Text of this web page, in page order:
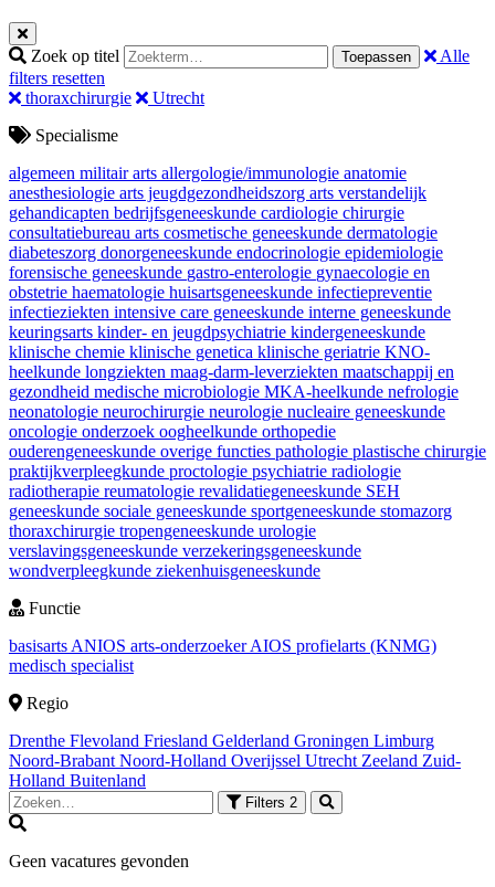
Zoek op titel Toepassen
Alle
filters resetten
thoraxchirurgie
Utrecht
Specialisme
algemeen militair arts allergologie/immunologie anatomie
anesthesiologie arts jeugdgezondheidszorg arts verstandelijk
gehandicapten bedrijfsgeneeskunde cardiologie chirurgie
consultatiebureau arts cosmetische geneeskunde dermatologie
diabeteszorg donorgeneeskunde endocrinologie epidemiologie
forensische geneeskunde gastro-enterologie gynaecologie en
obstetrie haematologie huisartsgeneeskunde infectiepreventie
infectieziekten intensive care geneeskunde interne geneeskunde
keuringsarts kinder- en jeugdpsychiatrie kindergeneeskunde
klinische chemie klinische genetica klinische geriatrie KNO-
heelkunde longziekten maag-darm-leverziekten maatschappij en
gezondheid medische microbiologie MKA-heelkunde nefrologie
neonatologie neurochirurgie neurologie nucleaire geneeskunde
oncologie onderzoek oogheelkunde orthopedie
ouderengeneeskunde overige functies pathologie plastische chirurgie
praktijkverpleegkunde proctologie psychiatrie radiologie
radiotherapie reumatologie revalidatiegeneeskunde SEH
geneeskunde sociale geneeskunde sportgeneeskunde stomazorg
thoraxchirurgie tropengeneeskunde urologie
verslavingsgeneeskunde verzekeringsgeneeskunde
wondverpleegkunde ziekenhuisgeneeskunde
Functie
basisarts ANIOS arts-onderzoekerAIOS profielarts (KNMG)
medisch specialist
Regio
Drenthe Flevoland Friesland Gelderland Groningen Limburg
Noord-Brabant Noord-Holland Overijssel Utrecht Zeeland Zuid-
Holland Buitenland
Filters 2
Geen vacatures gevonden